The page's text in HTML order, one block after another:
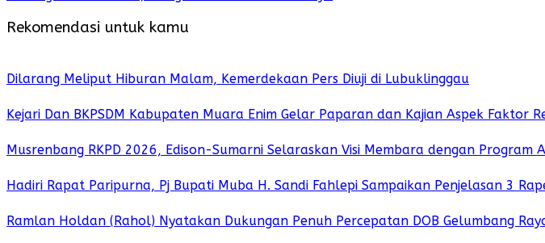
Rekomendasi untuk kamu
Dilarang Meliput Hiburan Malam, Kemerdekaan Pers Diuji di Lubuklinggau
Kejari Dan BKPSDM Kabupaten Muara Enim Gelar Paparan dan Kajian Aspek Faktor
Musrenbang RKPD 2026, Edison-Sumarni Selaraskan Visi Membara dengan Program
Hadiri Rapat Paripurna, Pj Bupati Muba H. Sandi Fahlepi Sampaikan Penjelasan 3
Ramlan Holdan (Rahol) Nyatakan Dukungan Penuh Percepatan DOB Gelumbang